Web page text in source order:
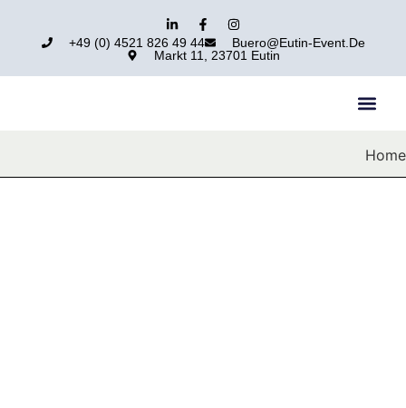
+49 (0) 4521 826 49 44
Buero@eutin-Event.de
Markt 11, 23701 Eutin
Home